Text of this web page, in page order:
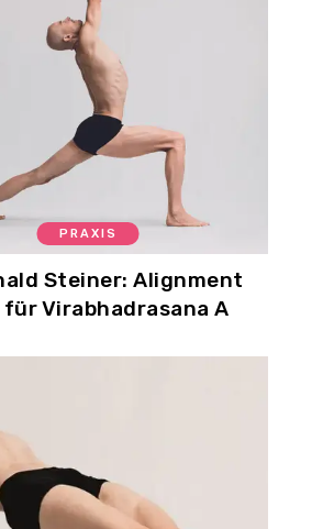
PRAXIS
Steiner: Alignment
für Virabhadrasana A